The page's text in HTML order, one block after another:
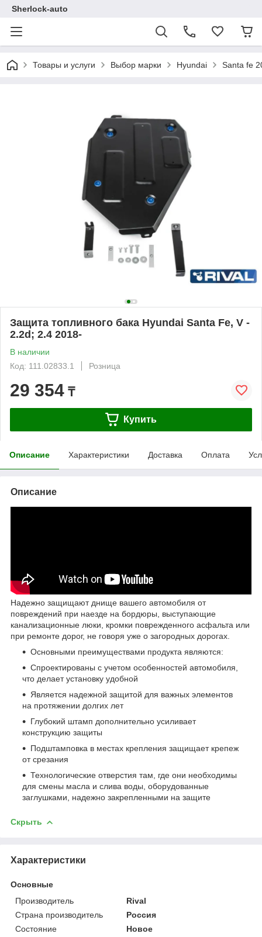
Sherlock-auto
Товары и услуги Выбор марки Hyundai Santa fe
Защита топливного бака Hyundai Santa Fe, V -
2.2d; 2.4 2018-
В наличии
Код: 111.02833.1
Розница
29 354 ₸
Купить
Описание Характеристики Доставка Оплата
Описание
Надежно защищают днище вашего автомобиля от
повреждений при наезде на бордюры, выступающие
канализационные люки, кромки поврежденного асфальта или
при ремонте дорог, не говоря уже о загородных дорогах.
Основными преимуществами продукта являются:
Спроектированы с учетом особенностей автомобиля,
что делает установку удобной
Является надежной защитой для важных элементов
на протяжении долгих лет
Глубокий штамп дополнительно усиливает
конструкцию защиты
Подштамповка в местах крепления защищает крепеж
от срезания
Технологические отверстия там, где они необходимы
для смены масла и слива воды, оборудованные
заглушками, надежно закрепленными на защите
Скрыть
Характеристики
Основные
Производитель
Rival
Страна производитель
Россия
Состояние
Новое